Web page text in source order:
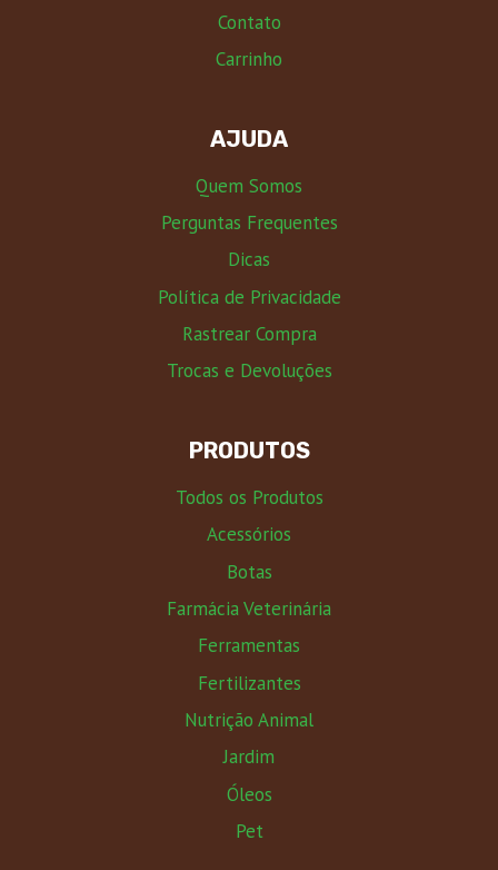
Contato
Carrinho
AJUDA
Quem Somos
Perguntas Frequentes
Dicas
Política de Privacidade
Rastrear Compra
Trocas e Devoluções
PRODUTOS
Todos os Produtos
Acessórios
Botas
Farmácia Veterinária
Ferramentas
Fertilizantes
Nutrição Animal
Jardim
Óleos
Pet